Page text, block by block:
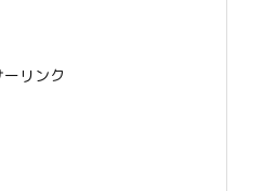
リンク